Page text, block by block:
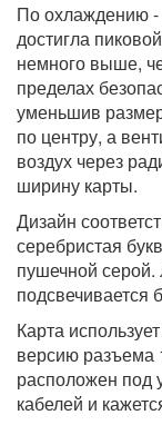
По охлаждению -
достигла
немного выше,
пределах
уменьшив
по центру, а
воздух через
ширину карты.
Дизайн
серебристая
пушечной
подсвечивается
Карта
версию разъема
расположен под
кабелей и